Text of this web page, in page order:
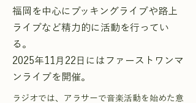
福岡を中心にブッキングライブや路上
ライブなど精力的に活動を行ってい
る。
2025年11月22日にはファーストワンマ
ンライブを開催。
ラジオでは、アラサーで音楽活動を始めた意